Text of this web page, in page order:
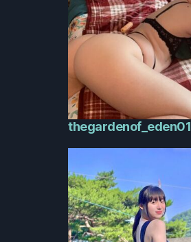
thegardenof_eden01